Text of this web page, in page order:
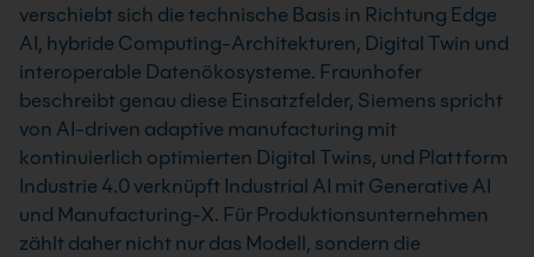
verschiebt sich die technische Basis in Richtung Edge
AI, hybride Computing-Architekturen, Digital Twin und
interoperable Datenökosysteme. Fraunhofer
beschreibt genau diese Einsatzfelder, Siemens spricht
von AI-driven adaptive manufacturing mit
kontinuierlich optimierten Digital Twins, und Plattform
Industrie 4.0 verknüpft Industrial AI mit Generative AI
und Manufacturing-X. Für Produktionsunternehmen
zählt daher nicht nur das Modell, sondern die